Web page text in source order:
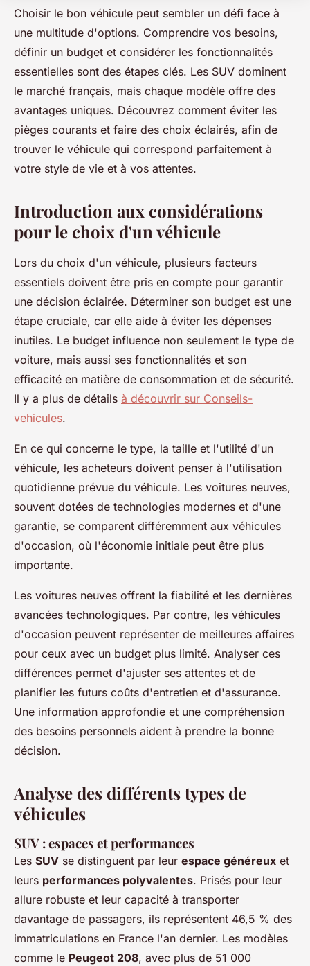
Choisir le bon véhicule peut sembler un défi face à
une multitude d'options. Comprendre vos besoins,
définir un budget et considérer les fonctionnalités
essentielles sont des étapes clés. Les SUV dominent
le marché français, mais chaque modèle offre des
avantages uniques. Découvrez comment éviter les
pièges courants et faire des choix éclairés, afin de
trouver le véhicule qui correspond parfaitement à
votre style de vie et à vos attentes.
Introduction aux considérations
pour le choix d'un véhicule
Lors du choix d'un véhicule, plusieurs facteurs
essentiels doivent être pris en compte pour garantir
une décision éclairée. Déterminer son budget est une
étape cruciale, car elle aide à éviter les dépenses
inutiles. Le budget influence non seulement le type de
voiture, mais aussi ses fonctionnalités et son
efficacité en matière de consommation et de sécurité.
Il y a plus de détails à découvrir sur Conseils-
vehicules.
En ce qui concerne le type, la taille et l'utilité d'un
véhicule, les acheteurs doivent penser à l'utilisation
quotidienne prévue du véhicule. Les voitures neuves,
souvent dotées de technologies modernes et d'une
garantie, se comparent différemment aux véhicules
d'occasion, où l'économie initiale peut être plus
importante.
Les voitures neuves offrent la fiabilité et les dernières
avancées technologiques. Par contre, les véhicules
d'occasion peuvent représenter de meilleures affaires
pour ceux avec un budget plus limité. Analyser ces
différences permet d'ajuster ses attentes et de
planifier les futurs coûts d'entretien et d'assurance.
Une information approfondie et une compréhension
des besoins personnels aident à prendre la bonne
décision.
Analyse des différents types de
véhicules
SUV : espaces et performances
Les SUV se distinguent par leur espace généreux et
leurs performances polyvalentes. Prisés pour leur
allure robuste et leur capacité à transporter
davantage de passagers, ils représentent 46,5 % des
immatriculations en France l'an dernier. Les modèles
comme le Peugeot 208, avec plus de 51 000